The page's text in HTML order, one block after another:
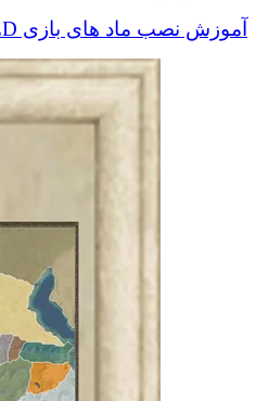
آموزش نصب ماد های بازی Total War: ROME REMASTERED